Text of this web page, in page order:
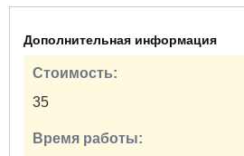
Дополнительная информация
Стоимость:
35
Время работы: